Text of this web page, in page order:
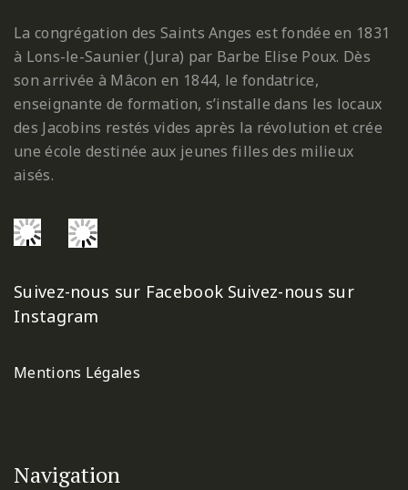
La congrégation des Saints Anges est fondée en 1831
à Lons-le-Saunier (Jura) par Barbe Elise Poux. Dès
son arrivée à Mâcon en 1844, le fondatrice,
enseignante de formation, s’installe dans les locaux
des Jacobins restés vides après la révolution et crée
une école destinée aux jeunes filles des milieux
aisés.
Suivez-nous sur Facebook Suivez-nous sur
Instagram
Mentions Légales
Navigation